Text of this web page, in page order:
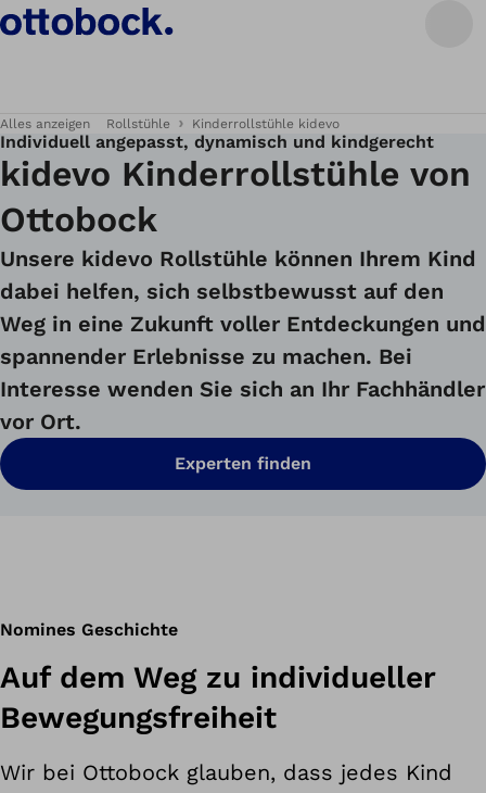
Alles anzeigen Rollstühle Kinderrollstühle kidevo
Individuell angepasst, dynamisch und kindgerecht
kidevo Kinderrollstühle von
Ottobock
Unsere kidevo Rollstühle können Ihrem Kind
dabei helfen, sich selbstbewusst auf den
Weg in eine Zukunft voller Entdeckungen und
spannender Erlebnisse zu machen. Bei
Interesse wenden Sie sich an Ihr Fachhändler
vor Ort.
Experten finden
Nomines Geschichte
Auf dem Weg zu individueller
Bewegungsfreiheit
Wir bei Ottobock glauben, dass jedes Kind